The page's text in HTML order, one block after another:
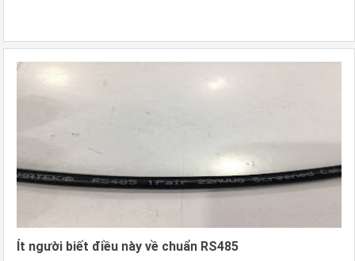
Ít người biết điều này về chuẩn RS485